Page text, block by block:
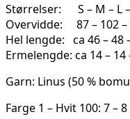
Størrelser: S – M – L –
Overvidde: 87 – 102 –
Hel lengde: ca 46 – 48
Ermelengde: ca 14 – 14
Garn: Linus (50 %
Farge 1 – Hvit 100: 7 –